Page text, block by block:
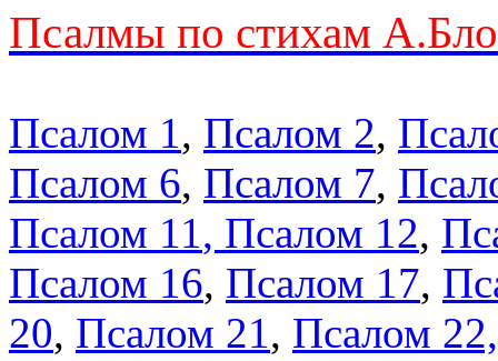
Псалмы по стихам
Псалом 1, Псалом 2,
Псалом 6, Псалом 7,
Псалом 11, Псалом 12,
Псалом 16, Псалом 17,
20, Псалом 21, Псалом 22,